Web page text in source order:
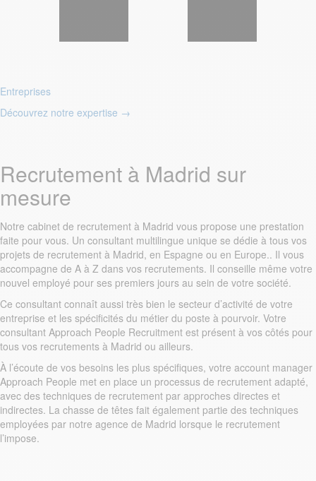
Entreprises
Découvrez notre expertise →
Recrutement à Madrid sur
mesure
Notre cabinet de recrutement à Madrid vous propose une prestation
faite pour vous. Un consultant multilingue unique se dédie à tous vos
projets de recrutement à Madrid, en Espagne ou en Europe.. Il vous
accompagne de A à Z dans vos recrutements. Il conseille même votre
nouvel employé pour ses premiers jours au sein de votre société.
Ce consultant connaît aussi très bien le secteur d’activité de votre
entreprise et les spécificités du métier du poste à pourvoir. Votre
consultant Approach People Recruitment est présent à vos côtés pour
tous vos recrutements à Madrid ou ailleurs.
À l’écoute de vos besoins les plus spécifiques, votre account manager
Approach People met en place un processus de recrutement adapté,
avec des techniques de recrutement par approches directes et
indirectes. La chasse de têtes fait également partie des techniques
employées par notre agence de Madrid lorsque le recrutement
l’impose.